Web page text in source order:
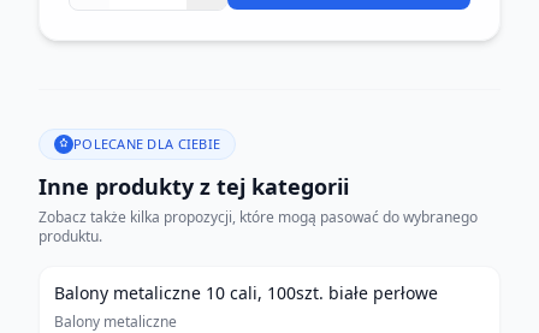
POLECANE DLA CIEBIE
Inne produkty z tej kategorii
Zobacz także kilka propozycji, które mogą pasować do wybranego
produktu.
Balony metaliczne 10 cali, 100szt. białe perłowe
Balony metaliczne